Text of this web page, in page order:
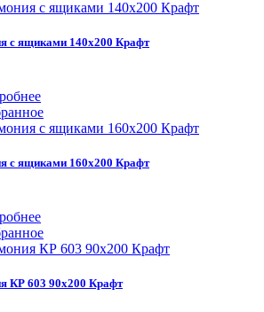
с ящиками 140х200 Крафт
с ящиками 160х200 Крафт
КР 603 90х200 Крафт